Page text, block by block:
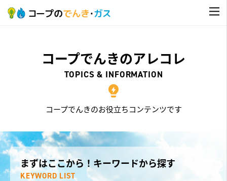
コープでんきのアレコレ
TOPICS & INFORMATION
コープでんきのお役立ちコンテンツです
まずはここから！キーワードから探す
KEYWORD LIST